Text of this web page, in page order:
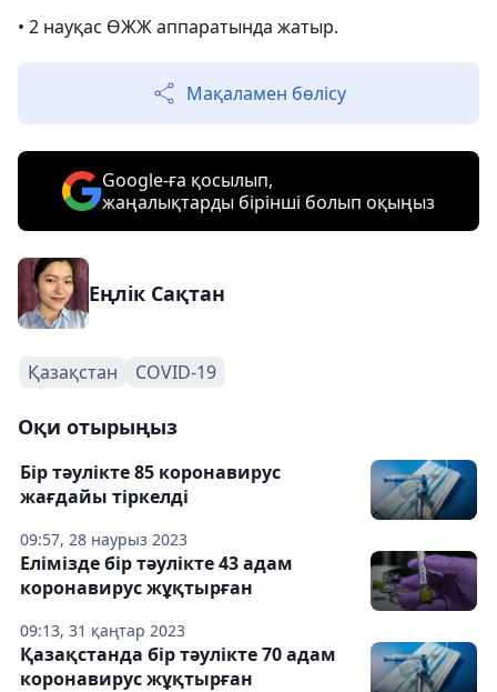
• 2 науқас ӨЖЖ аппаратында жатыр.
Мақаламен бөлісу
Google-ға қосылып,
жаңалықтарды бірінші болып оқыңыз
Еңлік Сақтан
Қазақстан COVID-19
Оқи отырыңыз
09:57, 28 наурыз 2023
Бір тәулікте 85 коронавирус
жағдайы тіркелді
09:13, 31 қаңтар 2023
Елімізде бір тәулікте 43 адам
коронавирус жұқтырған
Қазақстанда бір тәулікте 70 адам
коронавирус жұқтырған